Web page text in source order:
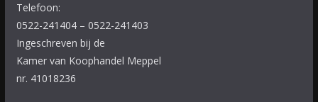
Telefoon:
0522-241404 – 0522-241403
Ingeschreven bij de
Kamer van Koophandel Meppel
nr. 41018236